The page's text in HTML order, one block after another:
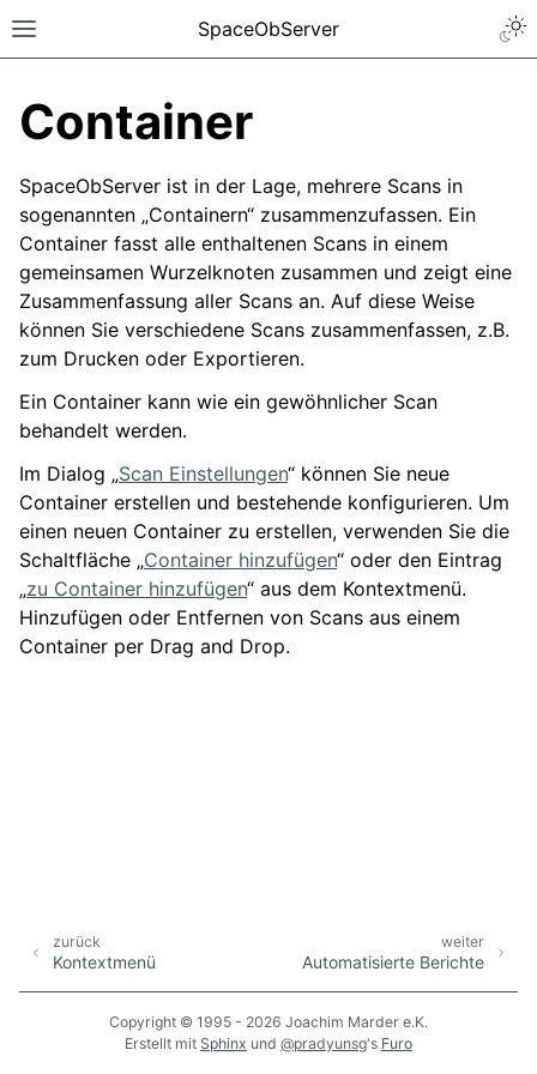
SpaceObServer
Container
SpaceObServer ist in der Lage, mehrere Scans in
sogenannten „Containern“ zusammenzufassen. Ein
Container fasst alle enthaltenen Scans in einem
gemeinsamen Wurzelknoten zusammen und zeigt eine
Zusammenfassung aller Scans an. Auf diese Weise
können Sie verschiedene Scans zusammenfassen, z.B.
zum Drucken oder Exportieren.
Ein Container kann wie ein gewöhnlicher Scan
behandelt werden.
Im Dialog „Scan Einstellungen“ können Sie neue
Container erstellen und bestehende konfigurieren. Um
einen neuen Container zu erstellen, verwenden Sie die
Schaltfläche „Container hinzufügen“ oder den Eintrag
„zu Container hinzufügen“ aus dem Kontextmenü.
Hinzufügen oder Entfernen von Scans aus einem
Container per Drag and Drop.
weiter
Automatisierte Berichte
zurück
Kontextmenü
Copyright © 1995 - 2026 Joachim Marder e.K.
Erstellt mit Sphinx und @pradyunsg's Furo